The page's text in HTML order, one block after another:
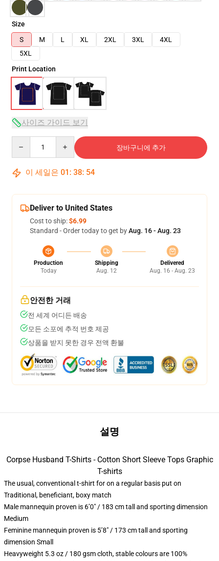
Size
S
M L XL 2XL 3XL
4XL
5XL
Print Location
사이즈 가이드 보기
장바구니에 추가
이 세일은 01 : 38: 54
Deliver to United States
Cost to ship:$6.99
Standard - Order today to get byAug. 16 - Aug. 23
Production
Today
Shipping
Aug. 12
Delivered
Aug. 16 - Aug. 23
안전한 거래
전 세계 어디든 배송
모든 소포에 추적 번호 제공
상품을 받지 못한 경우 전액 환불
설명
Corpse Husband T-Shirts - Cotton Short Sleeve Tops Graphic
T-shirts
The usual, conventional t-shirt for on a regular basis put on
Traditional, beneficiant, boxy match
Male mannequin proven is 6’0″ / 183 cm tall and sporting dimension
Medium
Feminine mannequin proven is 5’8″ / 173 cm tall and sporting
dimension Small
Heavyweight 5.3 oz / 180 gsm cloth, stable colours are 100%